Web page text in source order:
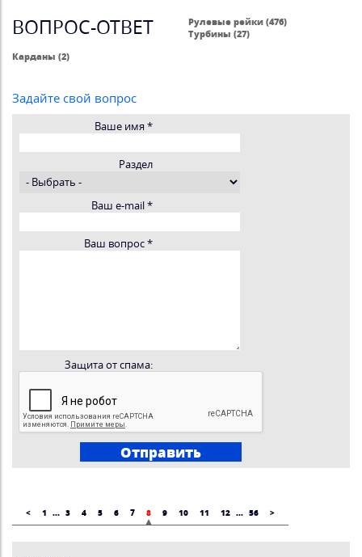
ВОПРОС-ОТВЕТ
Рулевые рейки (476)
Турбины (27)
Карданы (2)
Задайте свой вопрос
Ваше имя *
Раздел
Ваш e-mail*
Ваш вопрос*
Защита от спама:
< 1 ... 3 4 5 6 7 8 9 10 11 12 ... 56 >